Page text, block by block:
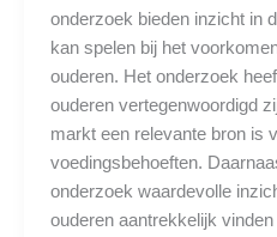
onderzoek bieden inzicht in
kan spelen bij het
ouderen. Het onderzoek
ouderen vertegenwoordigd
markt een relevante bron is
voedingsbehoeften.
onderzoek waardevolle
ouderen aantrekkelijk